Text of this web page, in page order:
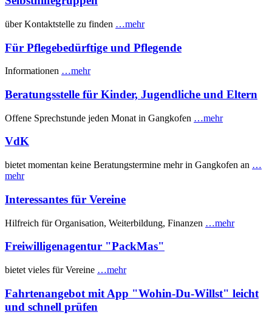
über Kontaktstelle zu finden …mehr
Für Pflegebedürftige und Pflegende
Informationen …mehr
Beratungsstelle für Kinder, Jugendliche und Eltern
Offene Sprechstunde jeden Monat in Gangkofen …mehr
VdK
bietet momentan keine Beratungstermine mehr in Gangkofen an …
mehr
Interessantes für Vereine
Hilfreich für Organisation, Weiterbildung, Finanzen …mehr
Freiwilligenagentur "PackMas"
bietet vieles für Vereine …mehr
Fahrtenangebot mit App "Wohin-Du-Willst" leicht
und schnell prüfen